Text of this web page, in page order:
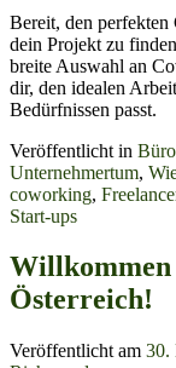
Bereit, den
dein Projekt zu
breite Auswahl an
dir, den idealen
Bedürfnissen passt.
Veröffentlicht in
Unternehmertum,
coworking,
Start-ups
Österreich!
Veröffentlicht am 30.